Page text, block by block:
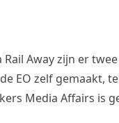
Away zijn er
EO zelf gemaakt,
Media Affairs is